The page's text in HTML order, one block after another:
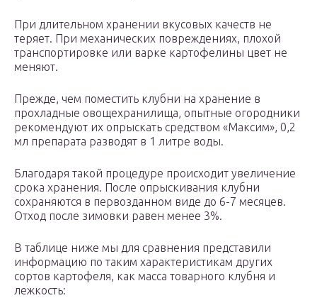
При длительном хранении вкусовых качеств не
теряет. При механических повреждениях, плохой
транспортировке или варке картофелины цвет не
меняют.
Прежде, чем поместить клубни на хранение в
прохладные овощехранилища, опытные огородники
рекомендуют их опрыскать средством «Максим», 0,2
мл препарата разводят в 1 литре воды.
Благодаря такой процедуре происходит увеличение
срока хранения. После опрыскивания клубни
сохраняются в первозданном виде до 6-7 месяцев.
Отход после зимовки равен менее 3%.
В таблице ниже мы для сравнения представили
информацию по таким характеристикам других
сортов картофеля, как масса товарного клубня и
лежкость: